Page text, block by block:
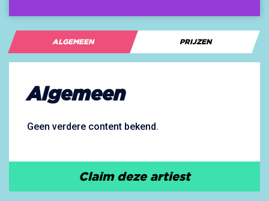
ALGEMEEN PRIJZEN
Algemeen
Geen verdere content bekend.
Claim deze artiest